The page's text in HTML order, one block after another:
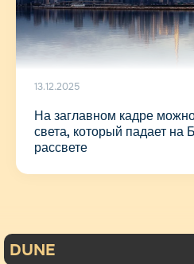
13.12.2025
На заглавном кадре
света, который падает
рассвете
DUNE